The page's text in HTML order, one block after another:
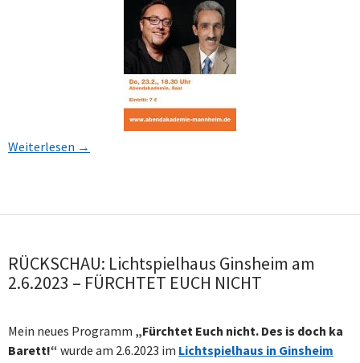
Weiterlesen →
RÜCKSCHAU: Lichtspielhaus Ginsheim am
2.6.2023 – FÜRCHTET EUCH NICHT
Mein neues Programm „Fürchtet Euch nicht. Des is doch ka
Barett!“ wurde am 2.6.2023 im Lichtspielhaus in Ginsheim